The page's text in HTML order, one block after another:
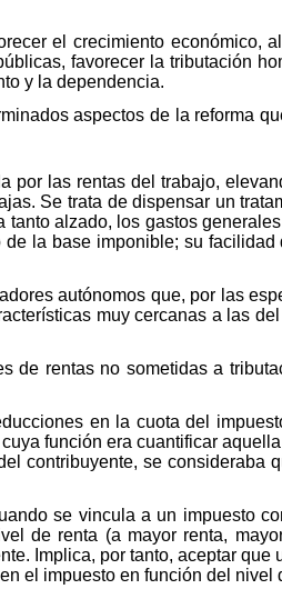
el crecimiento económico,
favorecer la tributación
y la dependencia.
aspectos de la reforma
por las rentas del trabajo,
Se trata de dispensar un
alzado, los gastos
la base imponible; su
autónomos que, por las
muy cercanas a las
de rentas no sometidas a
en la cuota del
función era cuantificar
contribuyente, se consideraba
se vincula a un impuesto
de renta (a mayor renta,
Implica, por tanto, aceptar que
el impuesto en función del nivel